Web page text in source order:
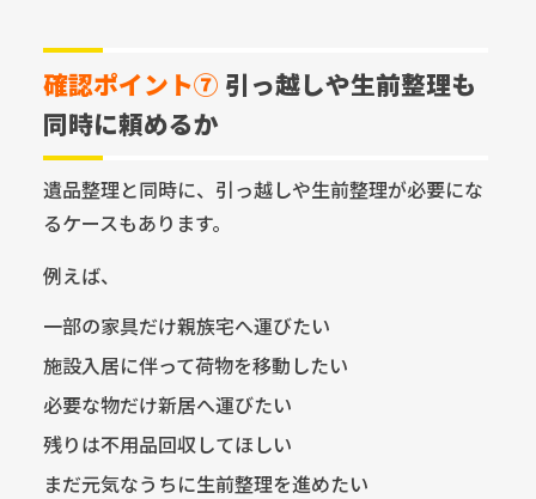
確認ポイント⑦ 引っ越しや生前整理も
同時に頼めるか
遺品整理と同時に、引っ越しや生前整理が必要にな
るケースもあります。
例えば、
一部の家具だけ親族宅へ運びたい
施設入居に伴って荷物を移動したい
必要な物だけ新居へ運びたい
残りは不用品回収してほしい
まだ元気なうちに生前整理を進めたい